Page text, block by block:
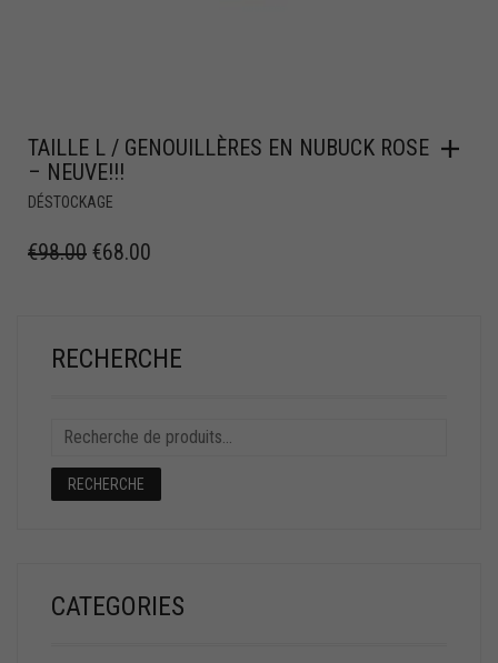
TAILLE L / GENOUILLÈRES EN NUBUCK ROSE
– NEUVE!!!
DÉSTOCKAGE
€98.00 €68.00
RECHERCHE
RECHERCHE
CATEGORIES